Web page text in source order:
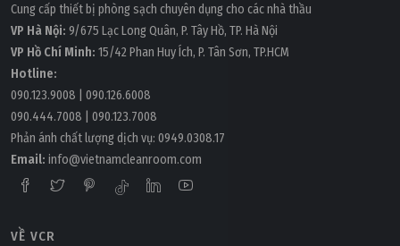
Cung cấp thiết bị phòng sạch chuyên dụng cho các nhà thầu
VP Hà Nội: 9/675 Lạc Long Quân, P. Tây Hồ, TP. Hà Nội
VP Hồ Chí Minh: 15/42 Phan Huy Ích, P. Tân Sơn, TP.HCM
Hotline:
090.123.9008
090.126.6008
090.444.7008
090.123.7008
Phản ánh chất lượng dịch vụ: 0949.0308.17
Email: info@vietnamcleanroom.com
VỀ VCR